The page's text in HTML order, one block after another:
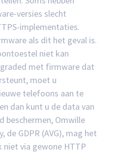
versies slecht
implementaties.
als dit het geval is.
niet kan
met firmware dat
moet u
telefoons aan te
dan kunt u de data van
beschermen, Omwille
de GDPR (AVG), mag het
via gewone HTTP